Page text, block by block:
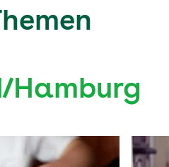
Hamburg